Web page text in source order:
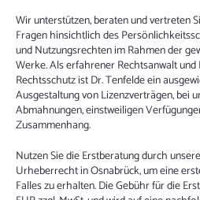
Wir unterstützen, beraten und vertreten
Fragen hinsichtlich des
und Nutzungsrechten im Rahmen der
Werke. Als erfahrener Rechtsanwalt
Rechtsschutz ist Dr. Tenfelde ein
Ausgestaltung von Lizenzverträgen, bei
Abmahnungen, einstweiligen
Zusammenhang.
Nutzen Sie die Erstberatung durch
Urheberrecht in Osnabrück, um eine
Falles zu erhalten. Die Gebühr für die